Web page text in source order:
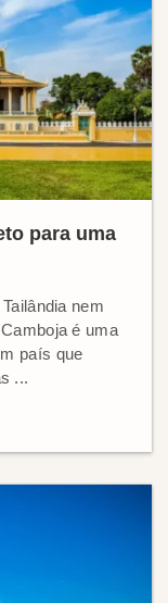
para uma
nem
é uma
país que
...